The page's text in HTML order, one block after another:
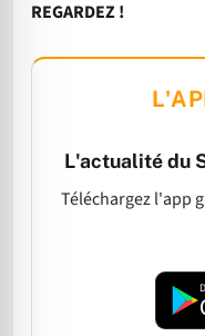
REGARDEZ !
L'actualité du
Téléchargez l'app